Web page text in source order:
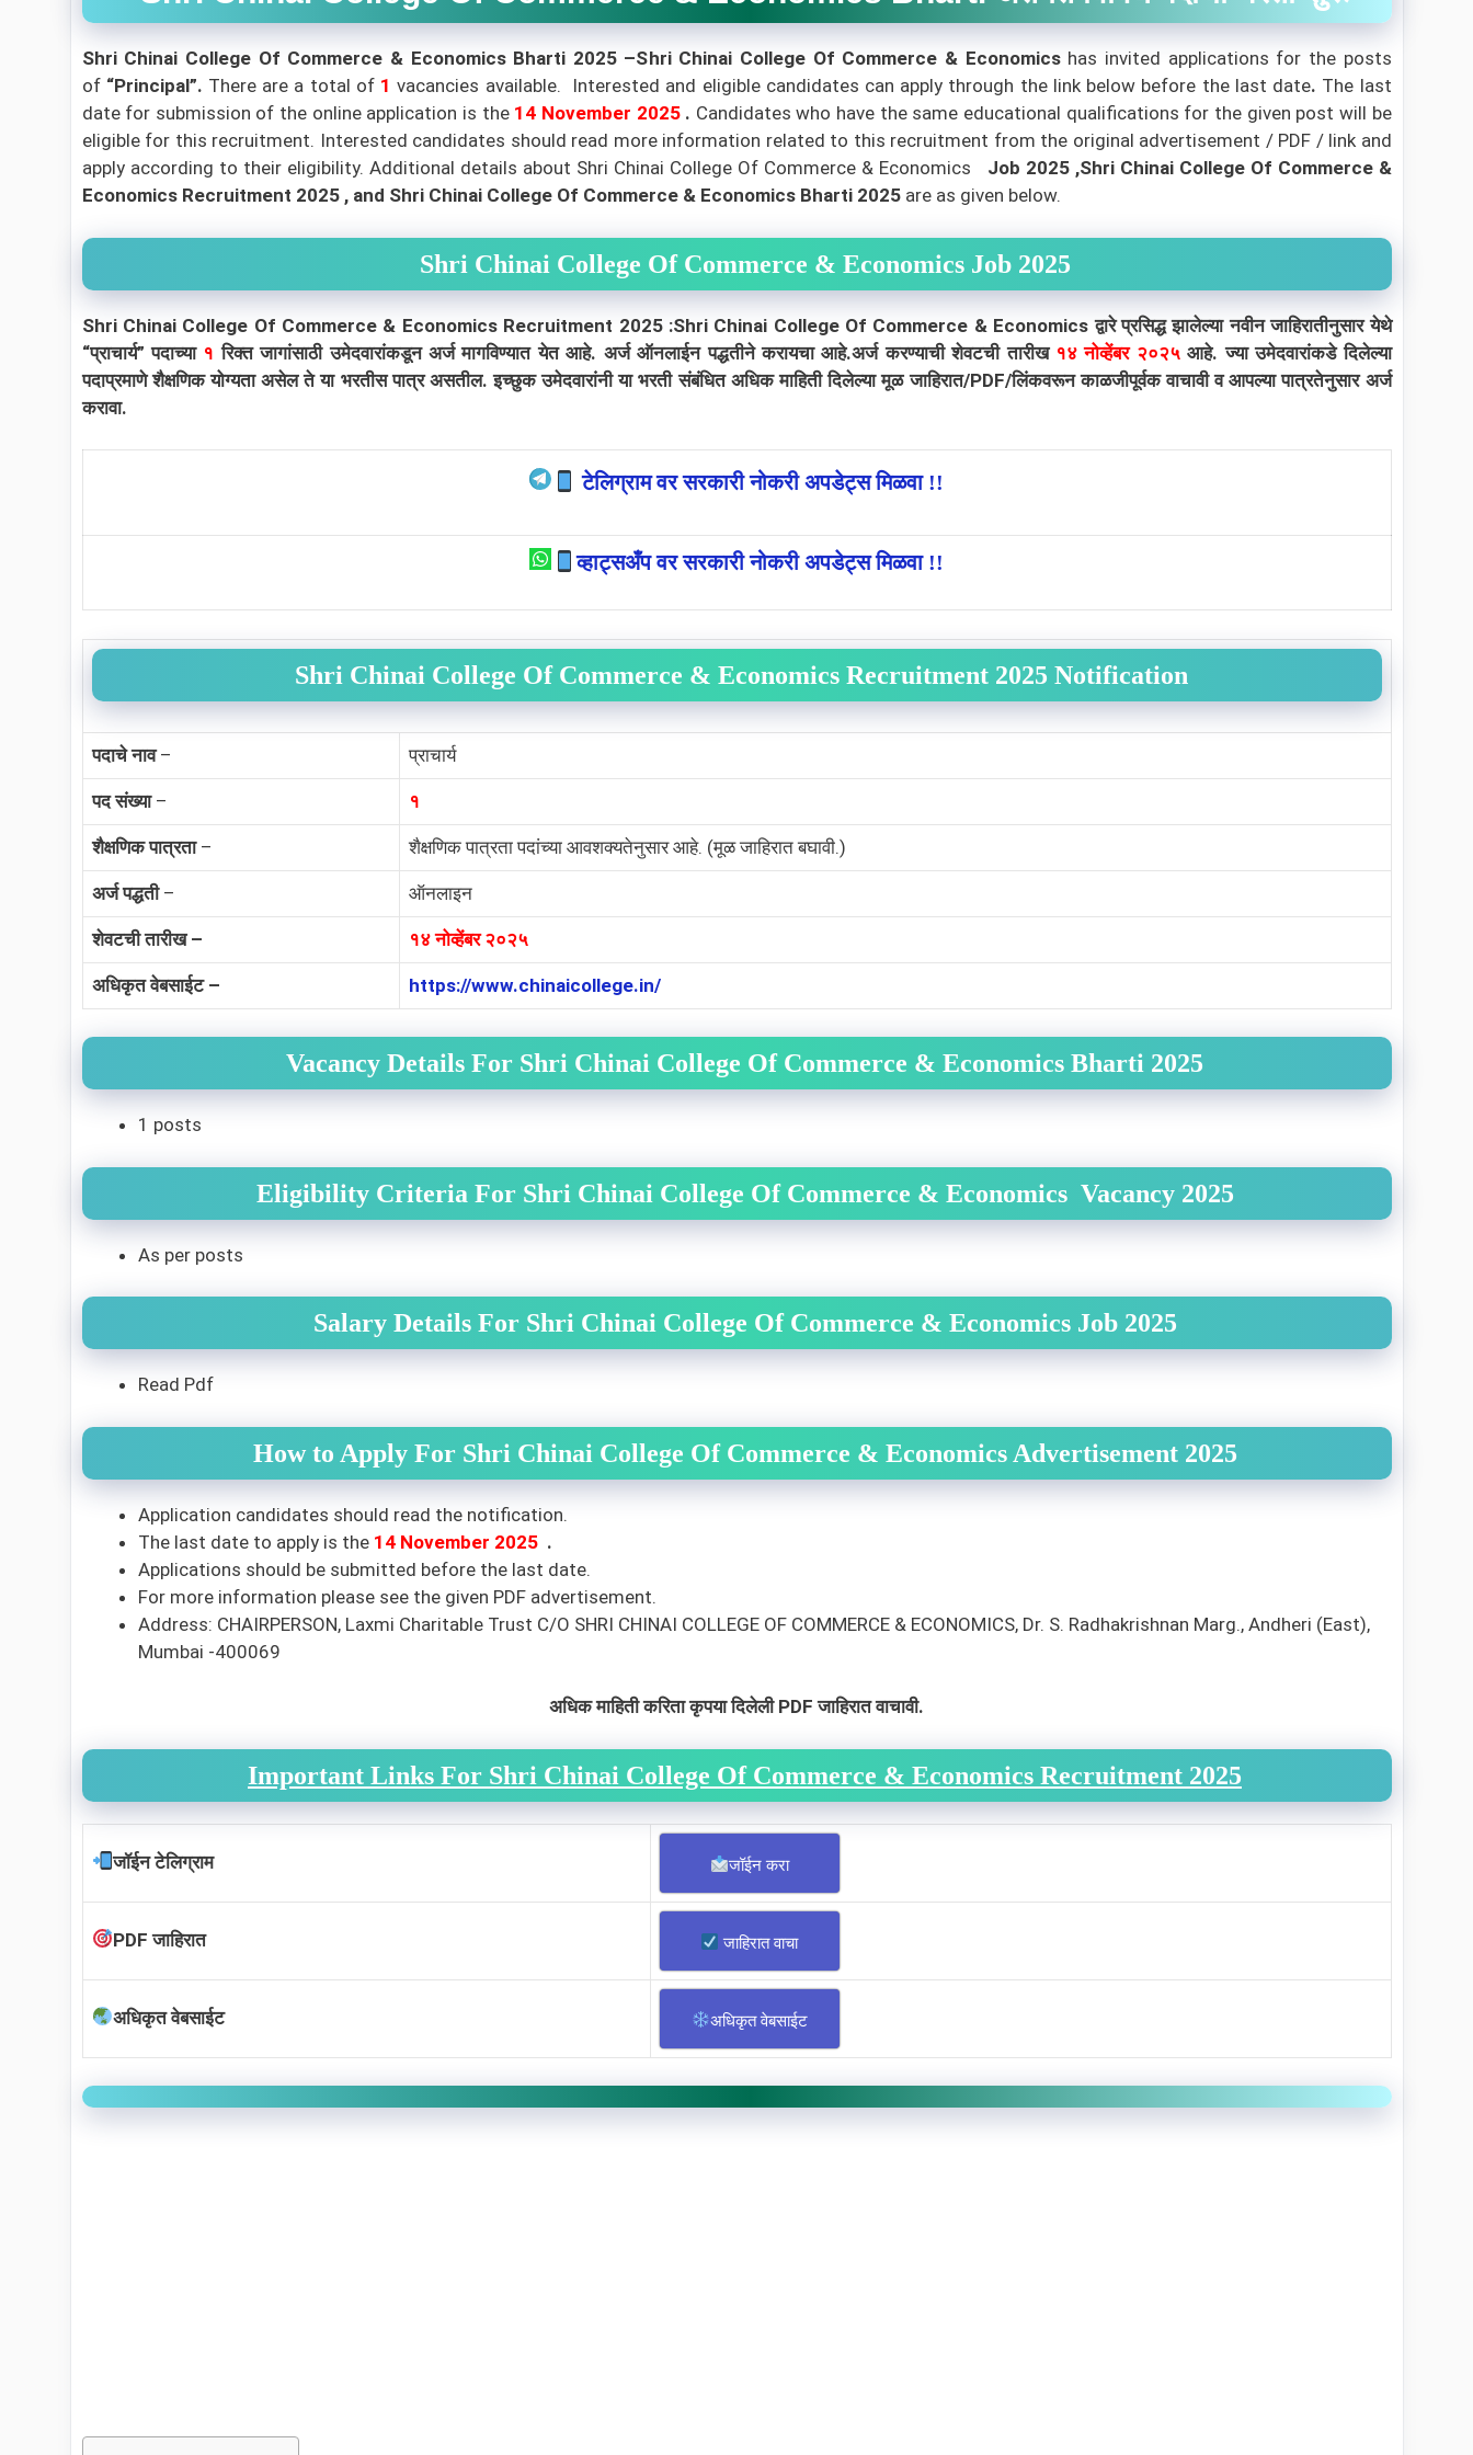
Shri Chinai College Of Commerce & Economics Bharti 2025 –Shri Chinai College Of Commerce & Economics has invited applications for the posts
of “Principal”. There are a total of 1vacancies available. Interested and eligible candidates can apply through the link below before the last date. The last
date for submission of the online application is the 14 November 2025 . Candidates who have the same educational qualifications for the given post will be
eligible for this recruitment. Interested candidates should read more information related to this recruitment from the original advertisement / PDF / link and
apply according to their eligibility. Additional details about Shri Chinai College Of Commerce & Economics Job 2025 ,Shri Chinai College Of Commerce &
Economics Recruitment 2025 , and Shri Chinai College Of Commerce & Economics Bharti 2025 are as given below.
Shri Chinai College Of Commerce & Economics Job 2025
Shri Chinai College Of Commerce & Economics Recruitment 2025 :Shri Chinai College Of Commerce & Economicsद्वारे प्रसिद्ध झालेल्या नवीन जाहिरातीनुसार येथे
“प्राचार्य” पदाच्या १ रिक्त जागांसाठी उमेदवारांकडून अर्ज मागविण्यात येत आहे. अर्ज ऑनलाईन पद्धतीने करायचा आहे.अर्ज करण्याची शेवटची तारीख १४ नोव्हेंबर २०२५आहे. ज्या उमेदवारांकडे दिलेल्या
पदाप्रमाणे शैक्षणिक योग्यता असेल ते या भरतीस पात्र असतील. इच्छुक उमेदवारांनी या भरती संबंधित अधिक माहिती दिलेल्या मूळ जाहिरात/PDF/लिंकवरून काळजीपूर्वक वाचावी व आपल्या पात्रतेनुसार अर्ज
करावा.
टेलिग्राम वर सरकारी नोकरी अपडेट्स मिळवा !!
व्हाट्सअँप वर सरकारी नोकरी अपडेट्स मिळवा !!
Shri Chinai College Of Commerce & Economics Recruitment 2025 Notification
पदाचे नाव– प्राचार्य
पद संख्या– १
शैक्षणिक पात्रता– शैक्षणिक पात्रता पदांच्या आवशक्यतेनुसार आहे. (मूळ जाहिरात बघावी.)
अर्ज पद्धती– ऑनलाइन
शेवटची तारीख – १४ नोव्हेंबर २०२५
अधिकृत वेबसाईट – https://www.chinaicollege.in/
Vacancy Details For Shri Chinai College Of Commerce & Economics Bharti 2025
1 posts
Eligibility Criteria For Shri Chinai College Of Commerce & Economics Vacancy 2025
As per posts
Salary Details For Shri Chinai College Of Commerce & Economics Job 2025
Read Pdf
How to Apply For Shri Chinai College Of Commerce & Economics Advertisement 2025
Application candidates should read the notification.
The last date to apply is the 14 November 2025 .
Applications should be submitted before the last date.
For more information please see the given PDF advertisement.
Address: CHAIRPERSON, Laxmi Charitable Trust C/O SHRI CHINAI COLLEGE OF COMMERCE & ECONOMICS, Dr. S. Radhakrishnan Marg., Andheri (East),
Mumbai -400069
अधिक माहिती करिता कृपया दिलेली PDF जाहिरात वाचावी.
Important Links For Shri Chinai College Of Commerce & Economics Recruitment 2025
जॉईन टेलिग्राम जॉईन करा
PDF जाहिरात जाहिरात वाचा
अधिकृत वेबसाईट अधिकृत वेबसाईट